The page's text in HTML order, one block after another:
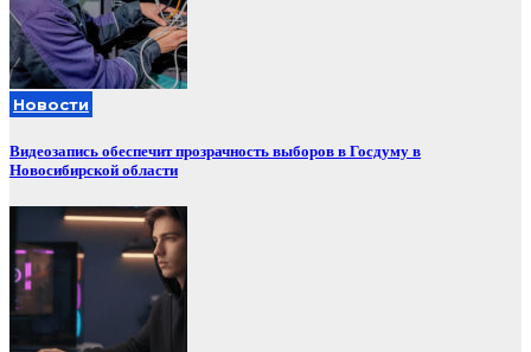
Новости
Видеозапись обеспечит прозрачность выборов в Госдуму в
Новосибирской области